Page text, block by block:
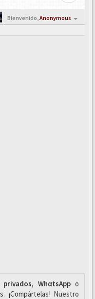
Bienvenido,Anonymous
privados, WhαtsAppo
¡Compártelas! Nuestro